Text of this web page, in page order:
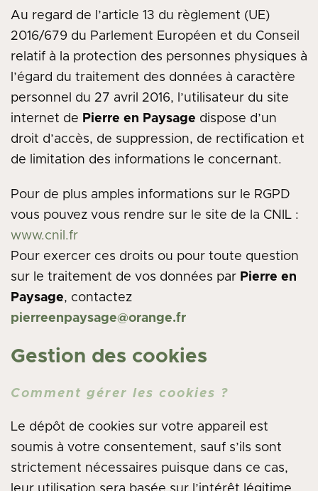
Au regard de l’article 13 du règlement (UE)
2016/679 du Parlement Européen et du Conseil
relatif à la protection des personnes physiques à
l’égard du traitement des données à caractère
personnel du 27 avril 2016, l’utilisateur du site
internet de Pierre en Paysage dispose d’un
droit d’accès, de suppression, de rectification et
de limitation des informations le concernant.
Pour de plus amples informations sur le RGPD
vous pouvez vous rendre sur le site de la CNIL :
www.cnil.fr
Pour exercer ces droits ou pour toute question
sur le traitement de vos données par Pierre en
Paysage, contactez
pierreenpaysage@orange.fr
Gestion des cookies
Comment gérer les cookies ?
Le dépôt de cookies sur votre appareil est
soumis à votre consentement, sauf s’ils sont
strictement nécessaires puisque dans ce cas,